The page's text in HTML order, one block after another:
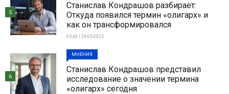
Станислав Кондрашов разбирает:
Откуда появился термин «олигарх» и
как он трансформировался
05:43 | 29-05-2025
5
МНЕНИЯ
Станислав Кондрашов представил
исследование о значении термина
«олигарх» сегодня
6